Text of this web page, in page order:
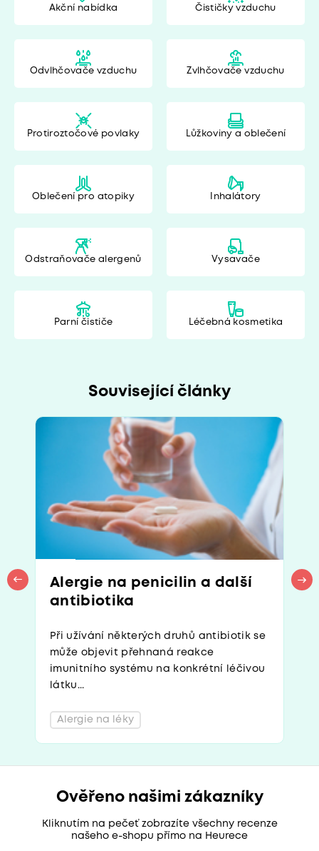
Akční nabídka Čističky vzduchu
Odvlhčovače vzduchu Zvlhčovače vzduchu
Protiroztočové povlaky Lůžkoviny a oblečení
Oblečení pro atopiky Inhalátory
Odstraňovače alergenů Vysavače
Parní čističe Léčebná kosmetika
Související články
Alergie na penicilin a další
antibiotika
Při užívání některých druhů antibiotik se
může objevit přehnaná reakce
imunitního systému na konkrétní léčivou
látku...
Alergie na léky
Ověřeno našimi zákazníky
Kliknutím na pečeť zobrazíte všechny recenze
našeho e-shopu přímo na Heurece